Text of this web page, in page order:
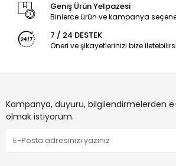
Geniş Ürün Yelpazesi
Binlerce ürün ve kampanya
7 / 24 DESTEK
Öneri ve şikayetlerinizi bize
Kampanya, duyuru, bilgilendirmelerden
olmak istiyorum.